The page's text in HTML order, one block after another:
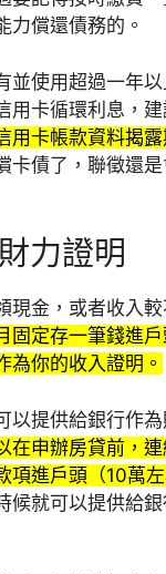
力償還債務的。
並使用超過一年以
用卡循環利息，
用卡帳款資料揭
卡債了，聯徵還
力證明
現金，或者收入較
固定存一筆錢進
為你的收入證明。
以提供給銀行作為
在申辦房貸前，
項進戶頭（10萬
候就可以提供給